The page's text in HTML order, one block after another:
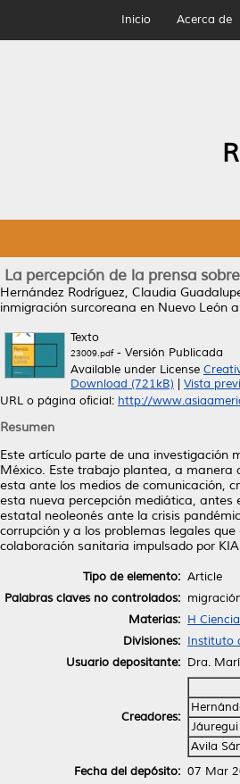
Inicio Acerca de
La percepción de la prensa
Hernández Rodríguez, Claudia
inmigración surcoreana en Nuevo León
Texto
23009.pdf- Versión Publicada
Available under License
Download (721kB)
Vista
URL o página oficial: http://
Resumen
Este artículo parte de una investigación
México. Este trabajo plantea, a manera
esta ante los medios de comunicación,
esta nueva percepción mediática, antes
estatal neoleonés ante la crisis
corrupción y a los problemas legales
colaboración sanitaria impulsado por
Tipo de elemento: Article
Palabras claves no controlados:
Materias: H
Divisiones: Instituto
Usuario depositante: Dra.
Creadores:
Avila
Fecha del depósito: 07 Mar